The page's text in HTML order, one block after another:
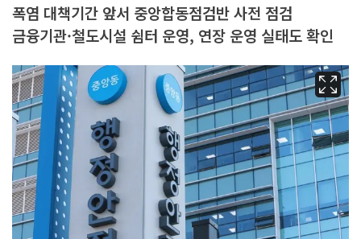
폭염 대책기간 앞서 중앙합동점검반 사전 점검
금융기관·철도시설 쉼터 운영, 연장 운영 실태도 확인